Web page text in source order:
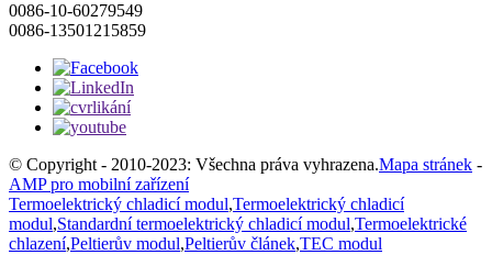
0086-10-60279549
0086-13501215859
© Copyright - 2010-2023: Všechna práva vyhrazena.Mapa stránek -
AMP pro mobilní zařízení
Termoelektrický chladicí modul,Termoelektrický chladicí
modul,Standardní termoelektrický chladicí modul,Termoelektrické
chlazení,Peltierův modul,Peltierův článek,TEC modul